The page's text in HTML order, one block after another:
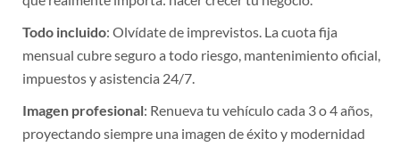
Todo incluido: Olvídate de imprevistos. La cuota fija
mensual cubre seguro a todo riesgo, mantenimiento oficial,
impuestos y asistencia 24/7.
Imagen profesional: Renueva tu vehículo cada 3 o 4 años,
proyectando siempre una imagen de éxito y modernidad